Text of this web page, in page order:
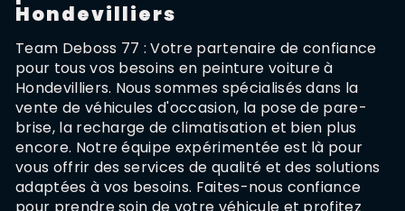
Hondevilliers
Team Deboss 77 : Votre partenaire de confiance
pour tous vos besoins en peinture voiture à
Hondevilliers. Nous sommes spécialisés dans la
vente de véhicules d'occasion, la pose de pare-
brise, la recharge de climatisation et bien plus
encore. Notre équipe expérimentée est là pour
vous offrir des services de qualité et des solutions
adaptées à vos besoins. Faites-nous confiance
pour prendre soin de votre véhicule et profitez